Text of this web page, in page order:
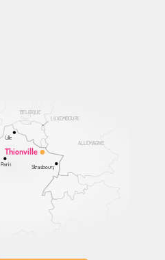
ALLEMAGNE
BELGIQUE
LUXEMBOURG
Thionville
Lille
Paris Strasbourg